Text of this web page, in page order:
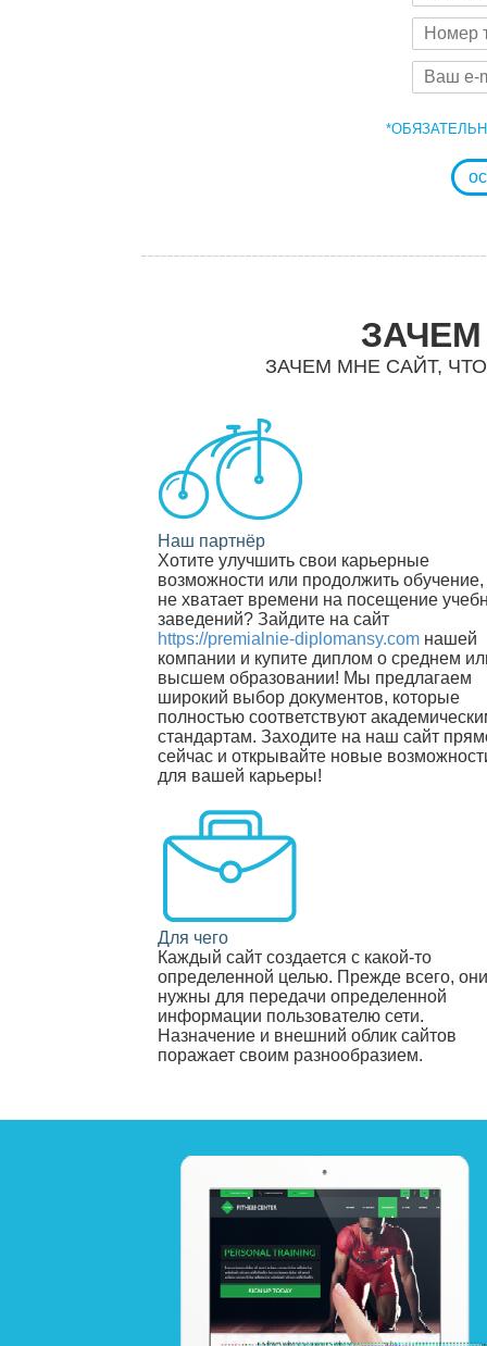
ЗАЧЕМ МНЕ САЙТ,
Наш партнёр
Хотите улучшить свои карьерные
возможности или продолжить обучение,
не хватает времени на посещение
заведений? Зайдите на сайт
https://premialnie-diplomansy.com нашей
компании и купите диплом о среднем
высшем образовании! Мы предлагаем
широкий выбор документов, которые
полностью соответствуют
стандартам. Заходите на наш сайт
сейчас и открывайте новые
для вашей карьеры!
Для чего
Каждый сайт создается с какой-то
определенной целью. Прежде всего, они
нужны для передачи определенной
информации пользователю сети.
Назначение и внешний облик сайтов
поражает своим разнообразием.